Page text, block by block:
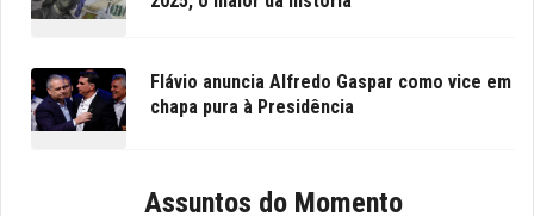
Flávio anuncia Alfredo Gaspar como vice em
chapa pura à Presidência
Assuntos do Momento